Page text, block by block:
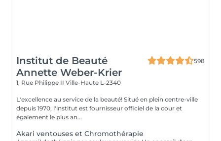
Institut de Beauté
Annette Weber-Krier
598
1, Rue Philippe II Ville-Haute L-2340
L'excellence au service de la beauté! Situé en plein centre-ville
depuis 1970, l'institut est fournisseur officiel de la cour et
également le plus an...
Akari ventouses et Chromothérapie